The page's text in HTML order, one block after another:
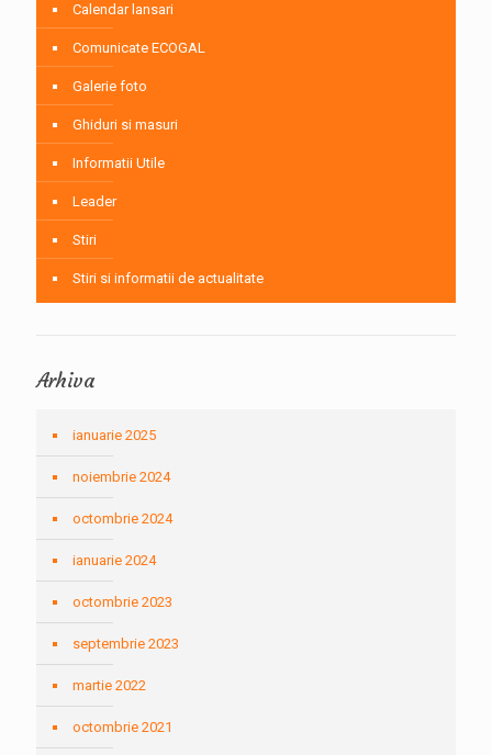
Calendar lansari
Comunicate ECOGAL
Galerie foto
Ghiduri si masuri
Informatii Utile
Leader
Stiri
Stiri si informatii de actualitate
Arhiva
ianuarie 2025
noiembrie 2024
octombrie 2024
ianuarie 2024
octombrie 2023
septembrie 2023
martie 2022
octombrie 2021